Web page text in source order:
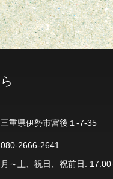
三重県伊勢市宮後１-7-35
080-2666-2641
月～土、祝日、祝前日: